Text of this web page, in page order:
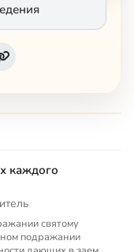
каждого
святому
подражании